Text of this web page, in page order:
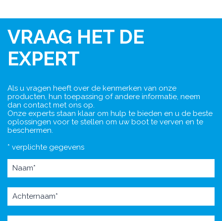
VRAAG HET DE
EXPERT
Als u vragen heeft over de kenmerken van onze
producten, hun toepassing of andere informatie, neem
dan contact met ons op.
Onze experts staan klaar om hulp te bieden en u de beste
oplossingen voor te stellen om uw boot te verven en te
beschermen.
* verplichte gegevens